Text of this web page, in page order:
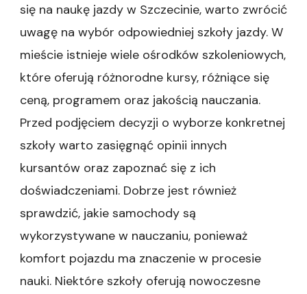
się na naukę jazdy w Szczecinie, warto zwrócić
uwagę na wybór odpowiedniej szkoły jazdy. W
mieście istnieje wiele ośrodków szkoleniowych,
które oferują różnorodne kursy, różniące się
ceną, programem oraz jakością nauczania.
Przed podjęciem decyzji o wyborze konkretnej
szkoły warto zasięgnąć opinii innych
kursantów oraz zapoznać się z ich
doświadczeniami. Dobrze jest również
sprawdzić, jakie samochody są
wykorzystywane w nauczaniu, ponieważ
komfort pojazdu ma znaczenie w procesie
nauki. Niektóre szkoły oferują nowoczesne